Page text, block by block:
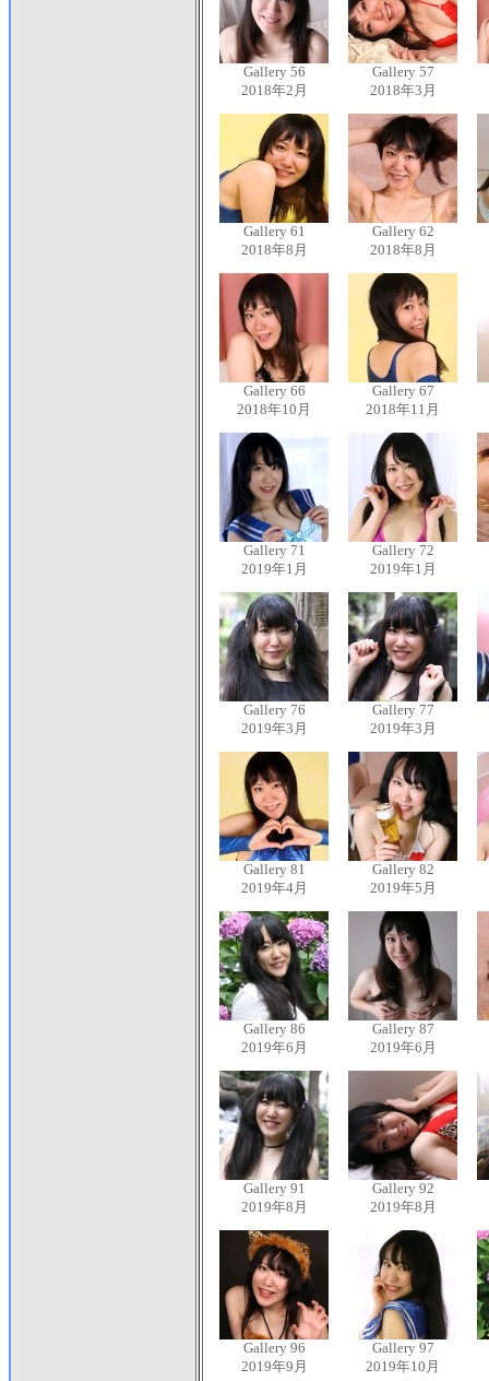
Gallery 56
2018年2月
Gallery 57
2018年3月
Gallery 61
2018年8月
Gallery 62
2018年8月
Gallery 66
2018年10月
Gallery 67
2018年11月
Gallery 71
2019年1月
Gallery 72
2019年1月
Gallery 76
2019年3月
Gallery 77
2019年3月
Gallery 81
2019年4月
Gallery 82
2019年5月
Gallery 86
2019年6月
Gallery 87
2019年6月
Gallery 91
2019年8月
Gallery 92
2019年8月
Gallery 96
2019年9月
Gallery 97
2019年10月